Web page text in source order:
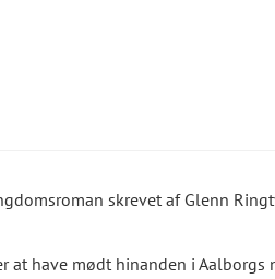
skrevet af Glenn
at have mødt hinanden i